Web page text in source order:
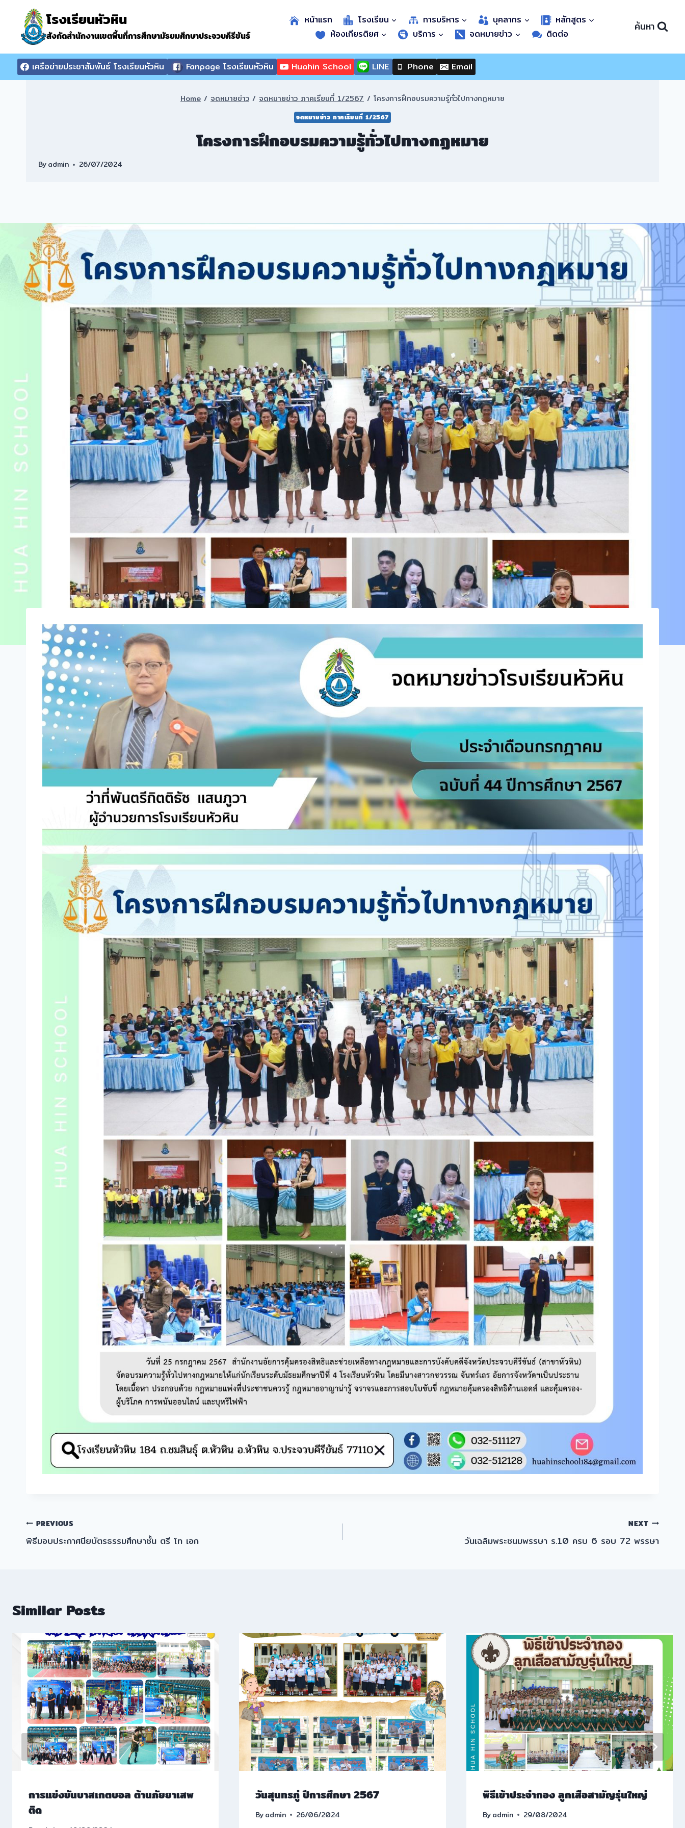
content
โรงเรียนหัวหิน
สังกัดสำนักงานเขตพื้นที่การศึกษามัธยมศึกษาประจวบคีรีขันธ์
หน้าแรก โรงเรียน การบริหาร บุคลากร
หลักสูตร
ห้องเกียรติยศ
บริการ จดหมายข่าว ติดต่อ
ค้นหา
เครือข่ายประชาสัมพันธ์ โรงเรียนหัวหิน Fanpage โรงเรียนหัวหิน Huahin School LINE Phone Email
Home / จดหมายข่าว / จดหมายข่าว ภาคเรียนที่ 1/2567 / โครงการฝึกอบรมความรู้ทั่วไปทางกฏหมาย
จดหมายข่าว ภาคเรียนที่ 1/2567
โครงการฝึกอบรมความรู้ทั่วไปทางกฏหมาย
Byadmin 26/07/2024
แนะแนว
เรื่อง
PREVIOUS
พิธีมอบประกาศนียบัตรธรรมศึกษาชั้น ตรี โท เอก
NEXT
วันเฉลิมพระชนมพรรษา ร.10 ครบ 6 รอบ 72 พรรษา
Similar Posts
การแข่งขันบาสเกตบอล ต้านภัยยาเสพ
ติด
วันสุนทรภู่ ปีการศึกษา 2567
Byadmin 26/06/2024
พิธีเข้าประจำกอง ลูกเสือสามัญรุ่นใหญ่
Byadmin 29/08/2024